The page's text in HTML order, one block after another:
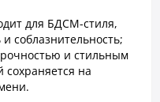
для БДСМ-стиля,
соблазнительность;
и стильным
на